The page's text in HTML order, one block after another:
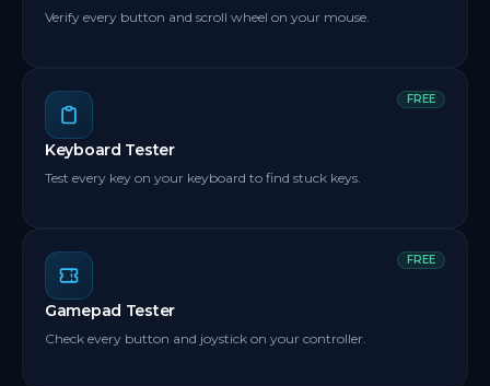
Verify every button and scroll wheel on your mouse.
FREE
Keyboard Tester
Test every key on your keyboard to find stuck keys.
FREE
Gamepad Tester
Check every button and joystick on your controller.